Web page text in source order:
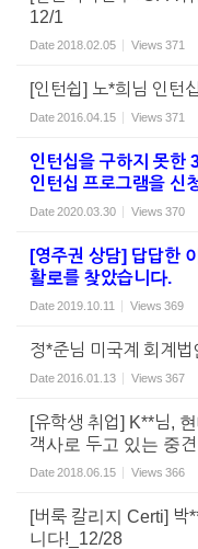
12/1
Date2018.02.05 Views 371
[인턴쉽] 노*희님 인턴
Date2016.04.15 Views 371
인턴십을 구하지 못한
인턴십 프로그램을 신
Date2020.03.30 Views 370
[영주권 상담] 답답한
활로를 찾았습니다.
Date2019.10.11 Views 369
정*준님 미국계 회계
Date2016.01.13 Views 367
[유학생 취업] K**님,
객사로 두고 있는 중
Date2018.06.15 Views 366
[버룩 칼리지 Certi] 박
니다!_12/28